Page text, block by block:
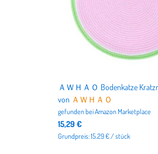
von ＡＷＨＡＯ
gefunden beiAmazon Marketplace
15,29 €
Grundpreis: 15.29 € / stück